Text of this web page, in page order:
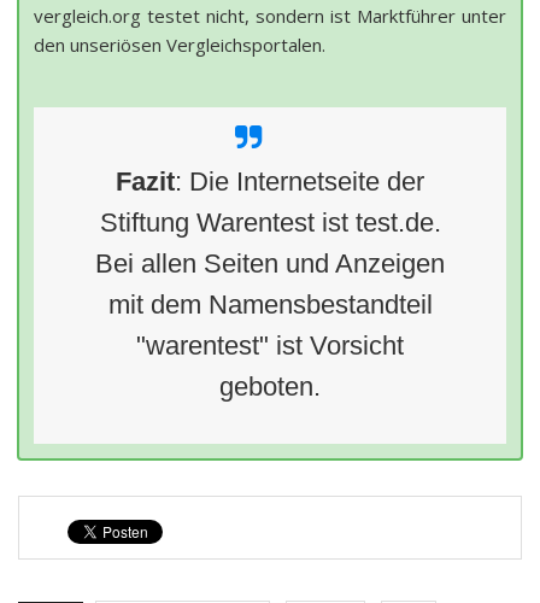
vergleich.org testet nicht, sondern ist Marktführer unter
den unseriösen Vergleichsportalen.
Fazit: Die Internetseite der
Stiftung Warentest ist test.de.
Bei allen Seiten und Anzeigen
mit dem Namensbestandteil
"warentest" ist Vorsicht
geboten.